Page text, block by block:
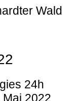
Wald
24h
2022